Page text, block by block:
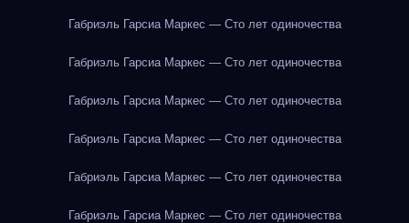
Габриэль Гарсиа Маркес — Сто лет одиночества
Габриэль Гарсиа Маркес — Сто лет одиночества
Габриэль Гарсиа Маркес — Сто лет одиночества
Габриэль Гарсиа Маркес — Сто лет одиночества
Габриэль Гарсиа Маркес — Сто лет одиночества
Габриэль Гарсиа Маркес — Сто лет одиночества